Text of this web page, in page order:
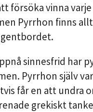
försöka vinna
Pyrrhon finns
sinnesfrid har
Pyrrhon själv
får en att undra
grekiskt